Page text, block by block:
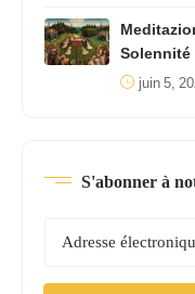
juin 5,
S'abonner à